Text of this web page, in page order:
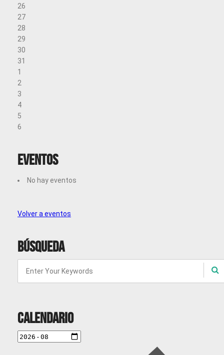
26
27
28
29
30
31
1
2
3
4
5
6
Eventos
No hay eventos
Volver a eventos
Búsqueda
Calendario